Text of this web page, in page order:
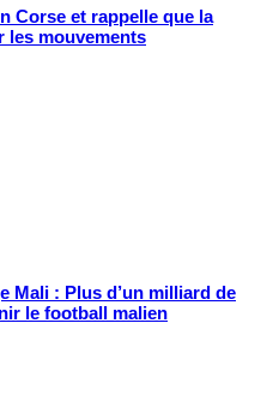
Corse et rappelle que la
les mouvements
Mali : Plus d’un milliard de
le football malien